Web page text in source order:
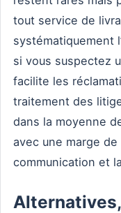
tout service de
systématiquement
si vous suspectez
facilite les
traitement des
dans la moyenne
avec une marge
communication et